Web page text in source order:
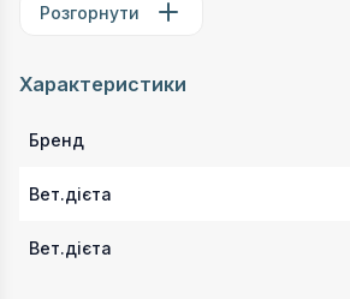
Розгорнути
Характеристики
Бренд
Вет.дієта
Вет.дієта